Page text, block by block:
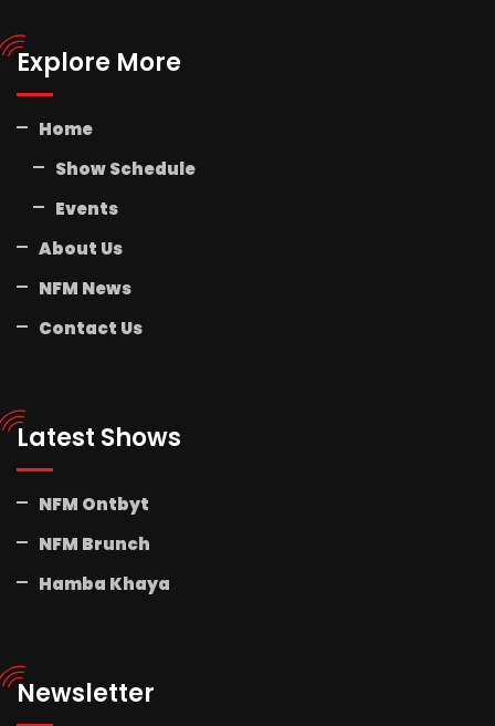
Explore More
Home
Show Schedule
Events
About Us
NFM News
Contact Us
Latest Shows
NFM Ontbyt
NFM Brunch
Hamba Khaya
Newsletter